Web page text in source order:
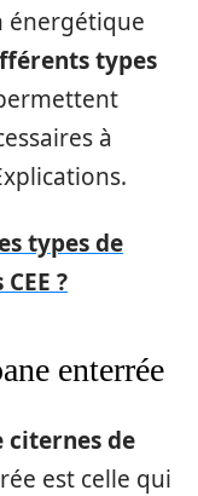
énergétique
types
à
types de
?
enterrée
citernes de
est celle qui